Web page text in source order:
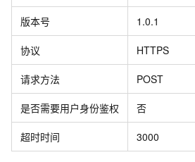
版本号 1.0.1
协议 HTTPS
请求方法 POST
是否需要用户身份鉴权 否
超时时间 3000